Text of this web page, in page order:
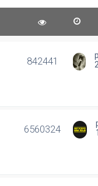
842441
6560324